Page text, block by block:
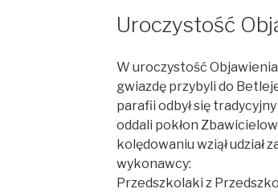
Uroczystość
W uroczystość
gwiazdę przybyli do
parafii odbył się
oddali pokłon
kolędowaniu wziął udział
wykonawcy:
Przedszkolaki z